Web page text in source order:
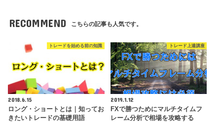
RECOMMEND こちらの記事も人気です。
トレードを始める前の知識
2018.6.15
ロング・ショートとは｜知ってお
きたいトレードの基礎用語
トレード上達講座
2019.1.12
FXで勝つためにマルチタイムフ
レーム分析で相場を攻略する